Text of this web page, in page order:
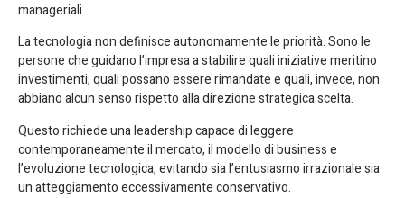
manageriali.
La tecnologia non definisce autonomamente le priorità. Sono le
persone che guidano l’impresa a stabilire quali iniziative meritino
investimenti, quali possano essere rimandate e quali, invece, non
abbiano alcun senso rispetto alla direzione strategica scelta.
Questo richiede una leadership capace di leggere
contemporaneamente il mercato, il modello di business e
l’evoluzione tecnologica, evitando sia l’entusiasmo irrazionale sia
un atteggiamento eccessivamente conservativo.